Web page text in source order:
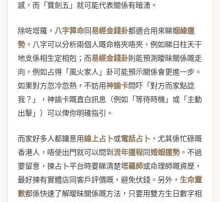
感，而「寶劍五」就可能代表關係有暗湧。
除咗塔羅， 八字算命同易經金錢卦都適合用來睇姻緣運
勢。八字可以分析兩個人嘅命格夾唔夾，例如睇日柱天干
地支係相生定相剋；而易經金錢卦則能預測曖昧關係嘅走
向，例如占得「風火家人」卦可能預示關係會更進一步。
如果對方忽冷忽熱，不妨用神諭卡問吓「對方而家點諗
我？」，神諭卡嘅直白訊息（例如「等待時機」或「主動
出擊」）可以俾你明確指引。
而家好多人都鍾意用線上占卜或電話占卜 ，尤其係忙碌嘅
香港人，唔使出門就可以問到流年運程同婚姻運勢。不過
要留意，揀占卜平台時要睇清楚塔羅師或命理師嘅資歷，
最好揀有實體店同客戶評價嘅，避免伏錢。另外， 生命靈
數都係快速了解曖昧關係嘅方法，只要用雙方生日數字相